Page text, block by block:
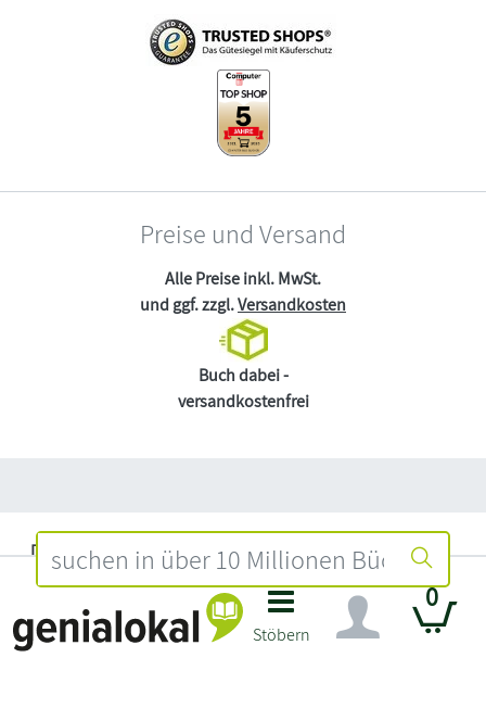
Stöbern
0
Preise und Versand
Alle Preise inkl. MwSt.
und ggf. zzgl.Versandkosten
Buch dabei -
versandkostenfrei
Datenschutz
Impressum